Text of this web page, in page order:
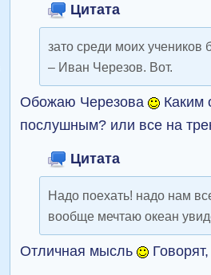
Цитата
зато среди моих
– Иван Черезов. Вот.
Обожаю Черезова
Каким
послушным? или все на
Цитата
Надо поехать! надо нам
вообще мечтаю океан
Отличная мысль